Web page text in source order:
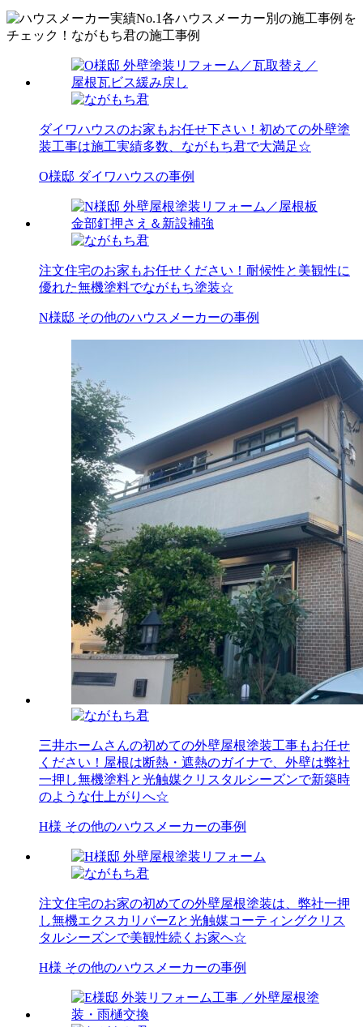
ダイワハウスのお家もお任せ下さい！初めての外壁塗
装工事は施工実績多数、ながもち君で大満足☆
O様邸 ダイワハウスの事例
注文住宅のお家もお任せください！耐候性と美観性に
優れた無機塗料でながもち塗装☆
N様邸 その他のハウスメーカーの事例
三井ホームさんの初めての外壁屋根塗装工事もお任せ
ください！屋根は断熱・遮熱のガイナで、外壁は弊社
一押し無機塗料と光触媒クリスタルシーズンで新築時
のような仕上がりへ☆
H様 その他のハウスメーカーの事例
注文住宅のお家の初めての外壁屋根塗装は、弊社一押
し無機エクスカリバーZと光触媒コーティングクリス
タルシーズンで美観性続くお家へ☆
H様 その他のハウスメーカーの事例